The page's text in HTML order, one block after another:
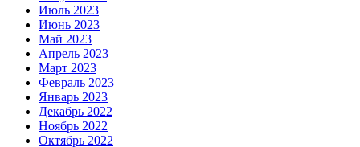
Июль 2023
Июнь 2023
Май 2023
Апрель 2023
Март 2023
Февраль 2023
Январь 2023
Декабрь 2022
Ноябрь 2022
Октябрь 2022